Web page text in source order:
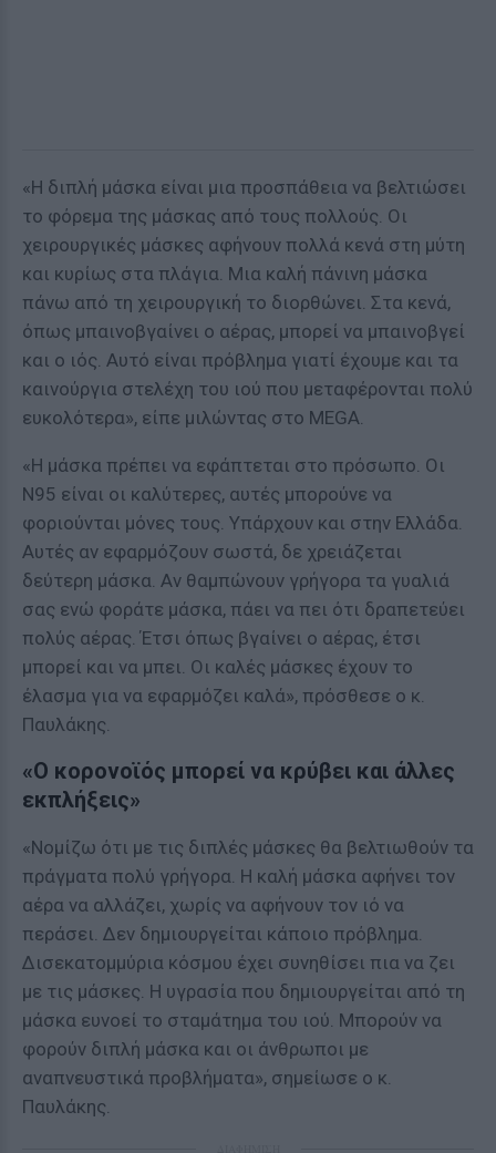
«Η διπλή μάσκα είναι μια προσπάθεια να βελτιώσει
το φόρεμα της μάσκας από τους πολλούς. Οι
χειρουργικές μάσκες αφήνουν πολλά κενά στη μύτη
και κυρίως στα πλάγια. Μια καλή πάνινη μάσκα
πάνω από τη χειρουργική το διορθώνει. Στα κενά,
όπως μπαινοβγαίνει ο αέρας, μπορεί να μπαινοβγεί
και ο ιός. Αυτό είναι πρόβλημα γιατί έχουμε και τα
καινούργια στελέχη του ιού που μεταφέρονται πολύ
ευκολότερα», είπε μιλώντας στο MEGA.
«Η μάσκα πρέπει να εφάπτεται στο πρόσωπο. Οι
Ν95 είναι οι καλύτερες, αυτές μπορούνε να
φοριούνται μόνες τους. Υπάρχουν και στην Ελλάδα.
Αυτές αν εφαρμόζουν σωστά, δε χρειάζεται
δεύτερη μάσκα. Αν θαμπώνουν γρήγορα τα γυαλιά
σας ενώ φοράτε μάσκα, πάει να πει ότι δραπετεύει
πολύς αέρας. Έτσι όπως βγαίνει ο αέρας, έτσι
μπορεί και να μπει. Οι καλές μάσκες έχουν το
έλασμα για να εφαρμόζει καλά», πρόσθεσε ο κ.
Παυλάκης.
«Ο κορονοϊός μπορεί να κρύβει και άλλες
εκπλήξεις»
«Νομίζω ότι με τις διπλές μάσκες θα βελτιωθούν τα
πράγματα πολύ γρήγορα. Η καλή μάσκα αφήνει τον
αέρα να αλλάζει, χωρίς να αφήνουν τον ιό να
περάσει. Δεν δημιουργείται κάποιο πρόβλημα.
Δισεκατομμύρια κόσμου έχει συνηθίσει πια να ζει
με τις μάσκες. Η υγρασία που δημιουργείται από τη
μάσκα ευνοεί το σταμάτημα του ιού. Μπορούν να
φορούν διπλή μάσκα και οι άνθρωποι με
αναπνευστικά προβλήματα», σημείωσε ο κ.
Παυλάκης.